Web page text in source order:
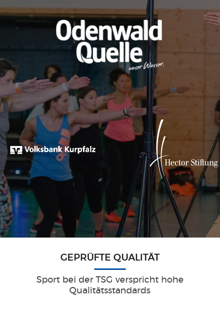
GEPRÜFTE QUALITÄT
Sport bei der TSG verspricht hohe
Qualitätsstandards